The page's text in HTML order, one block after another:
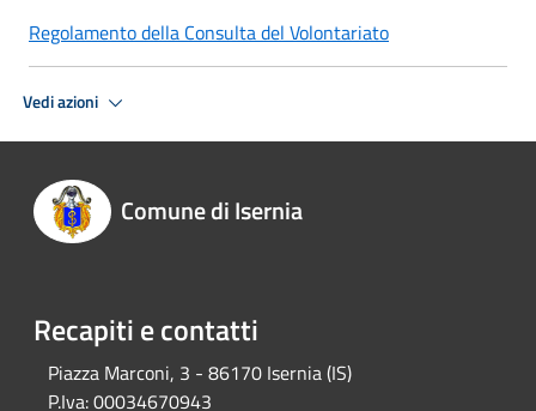
Regolamento della Consulta del Volontariato
Vedi azioni
Comune di Isernia
Recapiti e contatti
Piazza Marconi, 3 - 86170 Isernia (IS)
P.Iva:00034670943